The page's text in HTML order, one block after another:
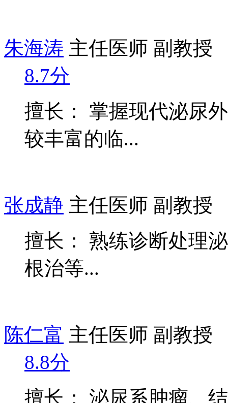
朱海涛 主任医师 副教授
8.7分
擅长： 掌握现代泌尿
较丰富的临...
张成静 主任医师 副教授
擅长： 熟练诊断处理
根治等...
陈仁富 主任医师 副教授
8.8分
擅长： 泌尿系肿瘤、